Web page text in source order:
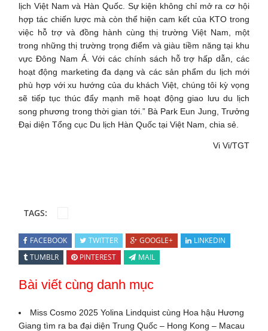
lịch Việt Nam và Hàn Quốc. Sự kiện không chỉ mở ra cơ hội
hợp tác chiến lược mà còn thể hiện cam kết của KTO trong
việc hỗ trợ và đồng hành cùng thị trường Việt Nam, một
trong những thị trường trọng điểm và giàu tiềm năng tại khu
vực Đông Nam Á. Với các chính sách hỗ trợ hấp dẫn, các
hoạt động marketing đa dạng và các sản phẩm du lịch mới
phù hợp với xu hướng của du khách Việt, chúng tôi kỳ vọng
sẽ tiếp tục thúc đẩy mạnh mẽ hoạt động giao lưu du lịch
song phương trong thời gian tới.” Bà Park Eun Jung, Trưởng
Đại diện Tổng cục Du lịch Hàn Quốc tại Việt Nam, chia sẻ.
Vi Vi/TGT
TAGS:
FACEBOOK TWITTER GOOGLE+
LINKEDIN
TUMBLR
PINTEREST MAIL
Bài viết cùng danh mục
Miss Cosmo 2025 Yolina Lindquist cùng Hoa hậu Hương
Giang tìm ra ba đại diện Trung Quốc – Hong Kong – Macau